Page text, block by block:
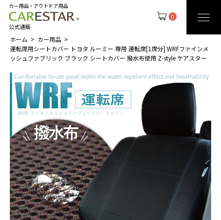
0
カー用品・アウトドア用品
公式通販
ホーム
カー用品
運転席用シートカバー トヨタ ルーミー 専用 運転席[1席分] WRFファインメ
ッシュファブリック ブラック シートカバー 撥水布使用 Z-style ケアスター